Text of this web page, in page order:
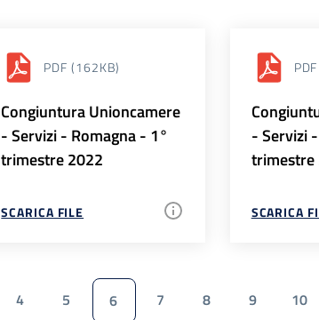
PDF (162KB)
Congiuntura Unioncamere
- Servizi - Romagna - 1°
trimestre 2022
SCARICA FILE
PDF
- Servizi
trimestre
SCARICA
4 5 6 7 8 9 10